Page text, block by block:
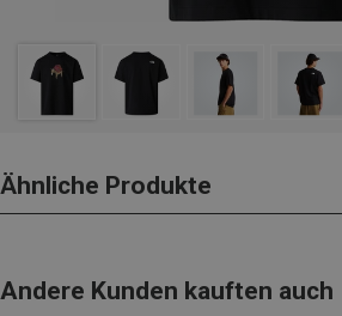
Ähnliche Produkte
Andere Kunden kauften auch